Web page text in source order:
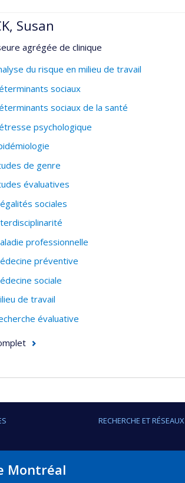
Susan
agrégée de clinique
du risque en milieu de travail
sociaux
sociaux de la santé
psychologique
de genre
évaluatives
sociales
professionnelle
préventive
sociale
de travail
évaluative
RECHERCHE ET RÉSEAUX
Montréal